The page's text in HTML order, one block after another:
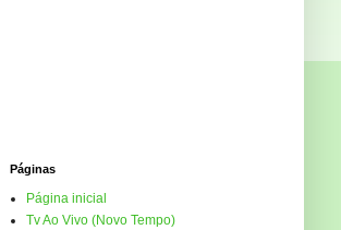
Páginas
Página inicial
Tv Ao Vivo (Novo Tempo)